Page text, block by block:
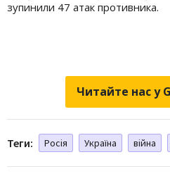
зупинили 47 атак противника.
Читайте нас у
Теги: Росія Україна війна